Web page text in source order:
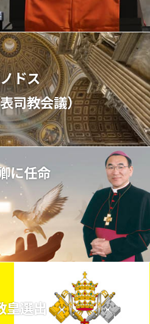
ドス
司教会議）
に任命
皇選出